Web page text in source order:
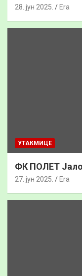
28. јун 2025. Era
УТАКМИЦЕ
ФК ПОЛЕТ
27. јун 2025. Era